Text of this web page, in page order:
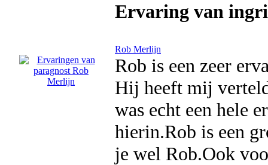
Ervaring van
Rob Merlijn
Rob is een zeer
Hij heeft mij
was echt een hele
hierin.Rob is een
je wel Rob.Ook